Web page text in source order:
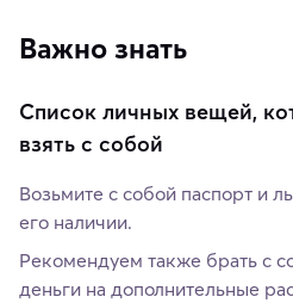
Важно знать
Список личных вещей,
взять с собой
Возьмите с собой паспорт и
его наличии.
Рекомендуем также брать с
деньги на дополнительные